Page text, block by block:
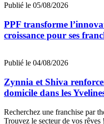
Publié le 05/08/2026
PPF transforme
croissance pour ses
Publié le 04/08/2026
Zynnia et Shiva
domicile dans les
Recherchez une franchise par
Trouvez le secteur de vos rêves !